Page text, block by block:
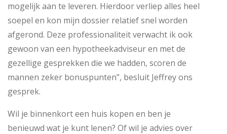
mogelijk aan te leveren. Hierdoor verliep alles heel
soepel en kon mijn dossier relatief snel worden
afgerond. Deze professionaliteit verwacht ik ook
gewoon van een hypotheekadviseur en met de
gezellige gesprekken die we hadden, scoren de
mannen zeker bonuspunten”, besluit Jeffrey ons
gesprek.
Wil je binnenkort een huis kopen en ben je
benieuwd wat je kunt lenen? Of wil je advies over